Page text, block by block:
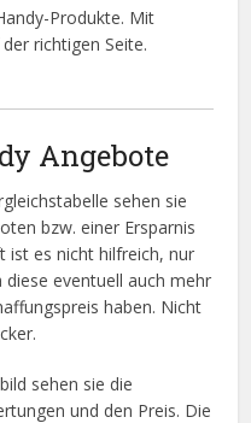
Produkte. Mit
richtigen Seite.
Angebote
sehen sie
bzw. einer Ersparnis
ist es nicht hilfreich, nur
diese eventuell auch mehr
haben. Nicht
sehen sie die
und den Preis. Die